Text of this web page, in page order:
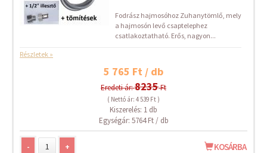
Fodrász hajmosóhoz Zuhanytömlő, mely
a hajmosón levő csaptelephez
csatlakoztatható. Erős, nagyon...
Részletek »
5 765 Ft / db
Eredeti ár:8235Ft
( Nettó ár: 4 539 Ft )
Kiszerelés: 1 db
Egységár: 5764 Ft / db
- + KOSÁRBA